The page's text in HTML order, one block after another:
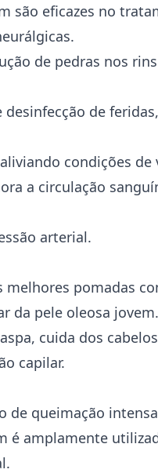
são eficazes no
de pedras nos
de feridas,
condições de
a circulação
arterial.
melhores pomadas
da pele oleosa
cuida dos cabelos
capilar.
de queimação
é amplamente